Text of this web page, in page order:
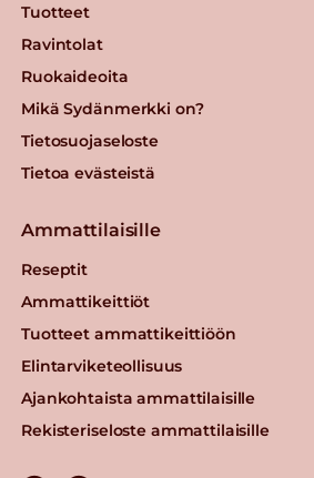
Tuotteet
Ravintolat
Ruokaideoita
Mikä Sydänmerkki on?
Tietosuojaseloste
Tietoa evästeistä
Ammattilaisille
Reseptit
Ammattikeittiöt
Tuotteet ammattikeittiöön
Elintarviketeollisuus
Ajankohtaista ammattilaisille
Rekisteriseloste ammattilaisille